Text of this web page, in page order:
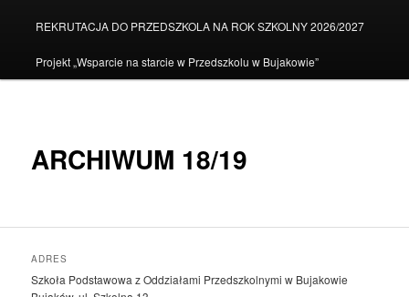
REKRUTACJA DO PRZEDSZKOLA NA ROK SZKOLNY 2026/2027
Projekt „Wsparcie na starcie w Przedszkolu w Bujakowie”
ARCHIWUM 18/19
ADRES
Szkoła Podstawowa z Oddziałami Przedszkolnymi w Bujakowie